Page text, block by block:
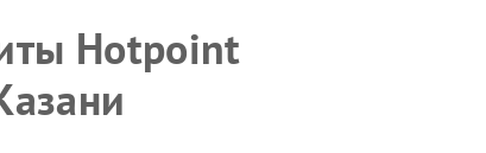
Hotpoint